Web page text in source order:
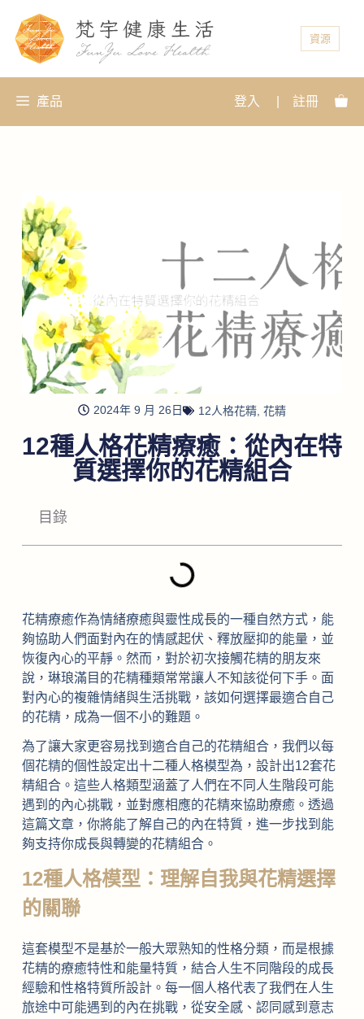
資源
產品 登入 註冊
2024年 9 月 26日 12人格花精 花精
12種人格花精療癒：從內在特
質選擇你的花精組合
目錄
花精療癒作為情緒療癒與靈性成長的一種自然方式，能
夠協助人們面對內在的情感起伏、釋放壓抑的能量，並
恢復內心的平靜。然而，對於初次接觸花精的朋友來
說，琳琅滿目的花精種類常常讓人不知該從何下手。面
對內心的複雜情緒與生活挑戰，該如何選擇最適合自己
的花精，成為一個不小的難題。
為了讓大家更容易找到適合自己的花精組合，我們以每
個花精的個性設定出十二種人格模型為，設計出12套花
精組合。這些人格類型涵蓋了人們在不同人生階段可能
遇到的內心挑戰，並對應相應的花精來協助療癒。透過
這篇文章，你將能了解自己的內在特質，進一步找到能
夠支持你成長與轉變的花精組合。
12種人格模型：理解自我與花精選擇
的關聯
這套模型不是基於一般大眾熟知的性格分類，而是根據
花精的療癒特性和能量特質，結合人生不同階段的成長
經驗和性格特質所設計。每一個人格代表了我們在人生
旅途中可能遇到的內在挑戰，從安全感、認同感到意志